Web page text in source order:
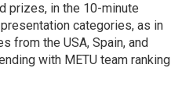
prizes, in the 10-minute
categories, as in
from the USA, Spain, and
with METU team ranking